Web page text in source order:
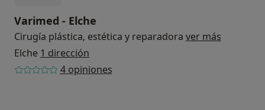
Varimed - Elche
Cirugía plástica, estética y reparadora ver más
Elche 1 dirección
4 opiniones